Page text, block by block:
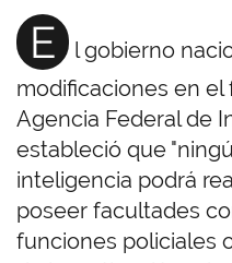
A
pp m
E
l gobierno
modificaciones en
Agencia Federal de
estableció que
inteligencia podrá
poseer facultades
funciones policiales